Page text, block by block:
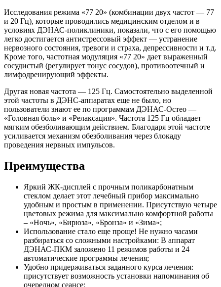
Исследования режима «77 20» (комбинации двух частот — 77
и 20 Гц), которые проводились медицинским отделом и в
условиях ДЭНАС-поликлиники, показали, что с его помощью
легко достигается антистрессовый эффект — устранение
нервозного состояния, тревоги и страха, депрессивности и т.д.
Кроме того, частотная модуляция «77 20» дает выраженный
сосудистый (регулирует тонус сосудов), противоотечный и
лимфодренирующий эффекты.
Другая новая частота — 125 Гц. Самостоятельно выделенной
этой частоты в ДЭНС-аппаратах еще не было, но
пользователи знают ее по программам ДЭНАС-Остео —
«Головная боль» и «Релаксация». Частота 125 Гц обладает
мягким обезболивающим действием. Благодаря этой частоте
усиливается механизм обезболивания через блокаду
проведения нервных импульсов.
Преимущества
Яркий ЖК-дисплей с прочным поликарбонатным
стеклом делает этот лечебный прибор максимально
удобным и простым в применении. Присутствую четыре
цветовых режима для максимально комфортной работы
– «Ночь», «Бирюза», «Бронза» и «Зима»;
Использование стало еще проще! Не нужно часами
разбираться со сложными настройками: В аппарат
ДЭНАС-ПКМ заложено 11 режимов работы и 24
автоматические программы лечения;
Удобно придерживаться заданного курса лечения:
присутствует возможность установки напоминания об
очередном сеансе;